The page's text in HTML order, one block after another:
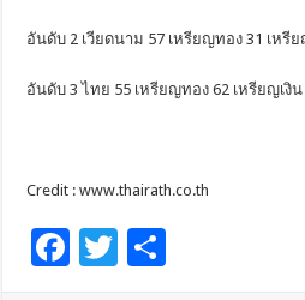
อันดับ 2 เวียดนาม 57 เหรียญทอง 31 เหรี
อันดับ 3 ไทย 55 เหรียญทอง 62 เหรียญเงิ
Credit : www.thairath.co.th
F
T